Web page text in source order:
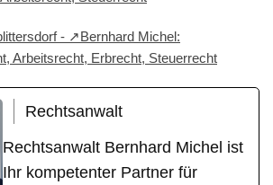
- ↗️Bernhard Michel:
Arbeitsrecht, Erbrecht, Steuerrecht
Rechtsanwalt
Rechtsanwalt Bernhard Michel ist
Ihr kompetenter Partner für